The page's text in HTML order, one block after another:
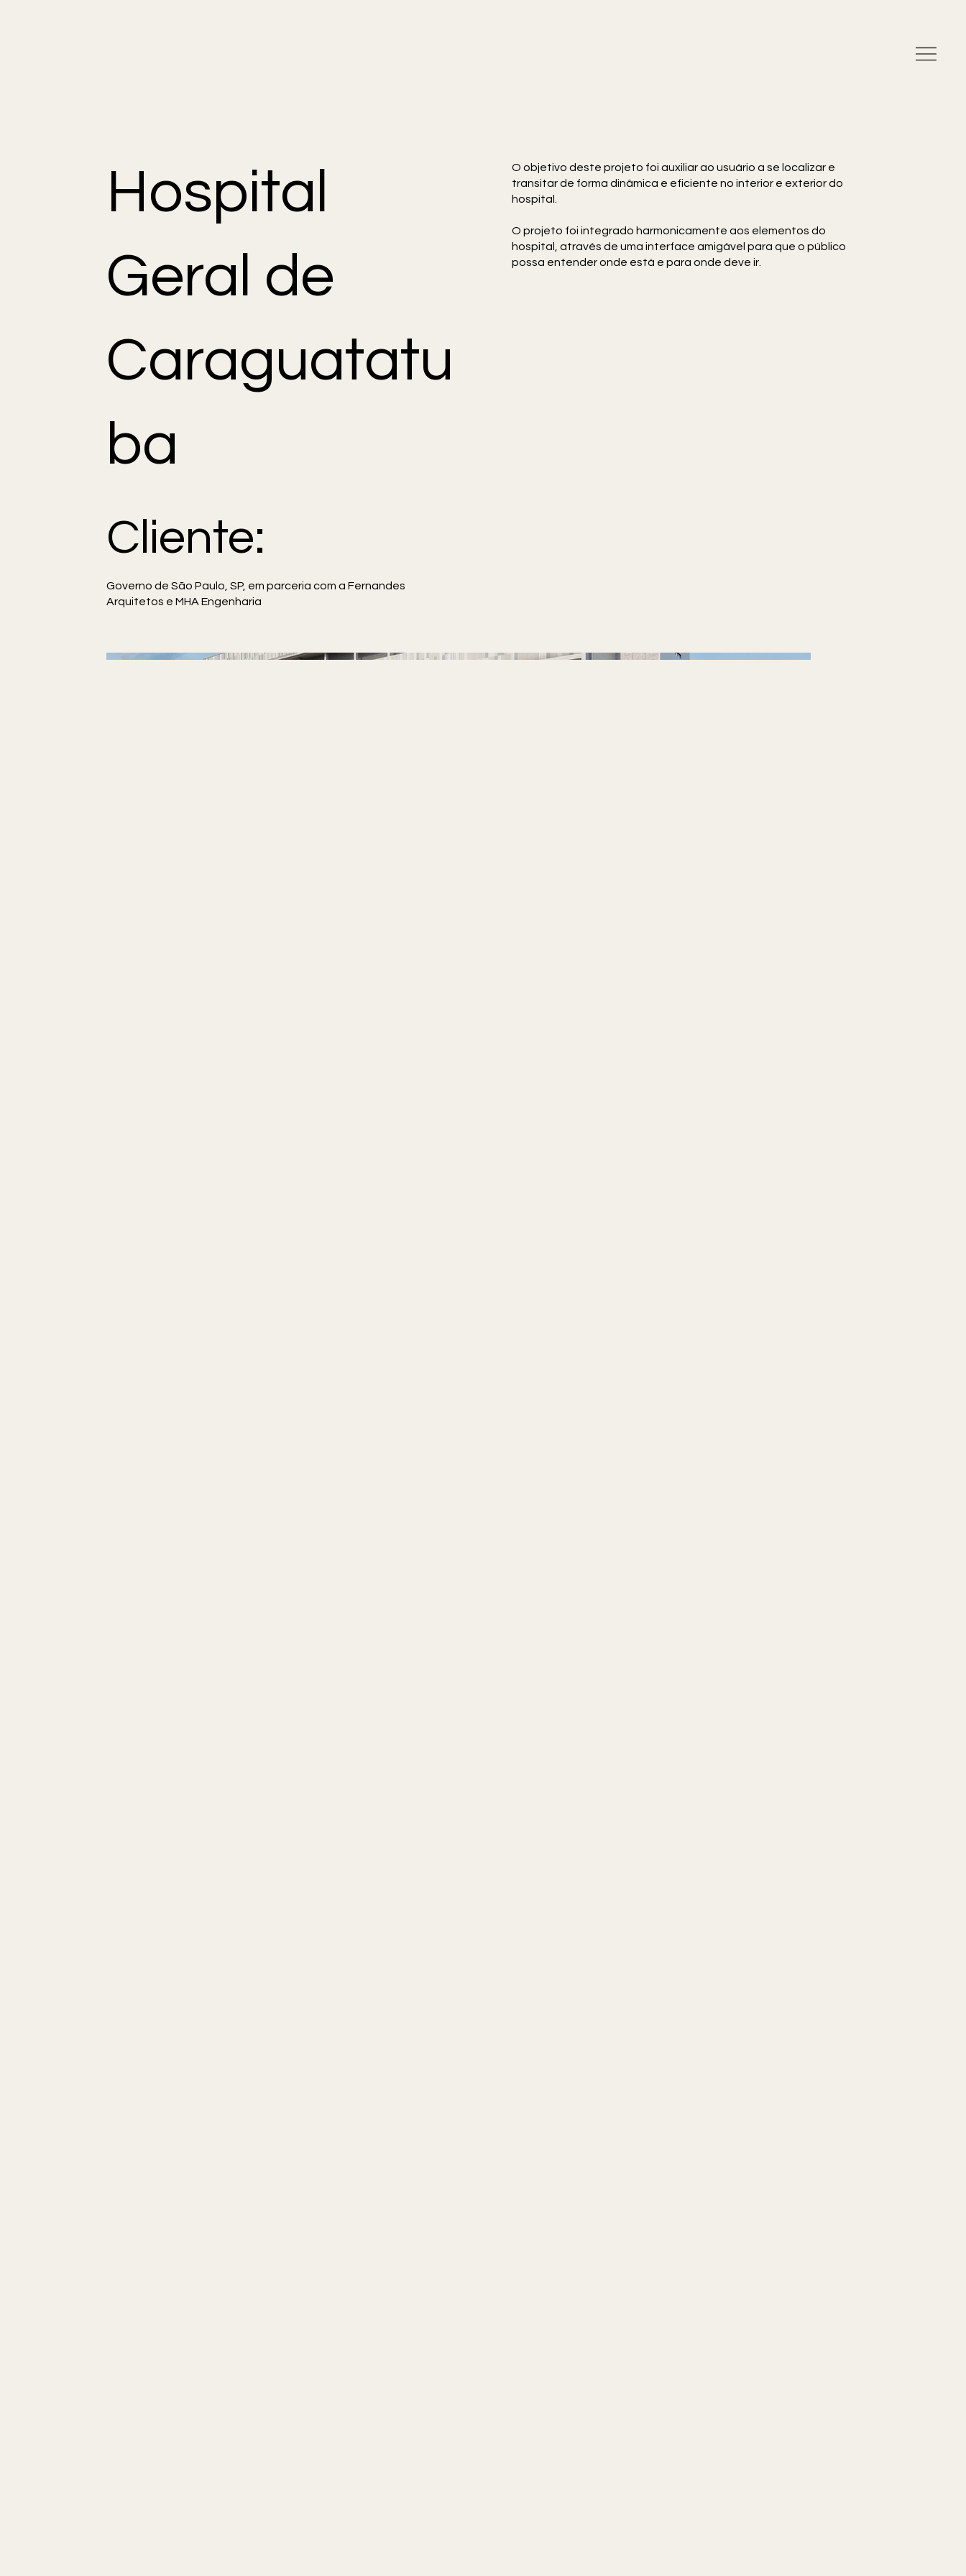
Hospital
Geral de
Caraguatatu
ba
Cliente:
Governo de São Paulo, SP, em parceria com a Fernandes
Arquitetos e MHA Engenharia
O objetivo deste projeto foi auxiliar ao usuário a se localizar e
transitar de forma dinâmica e eficiente no interior e exterior do
hospital.
O projeto foi integrado harmonicamente aos elementos do
hospital, através de uma interface amigável para que o público
possa entender onde está e para onde deve ir.